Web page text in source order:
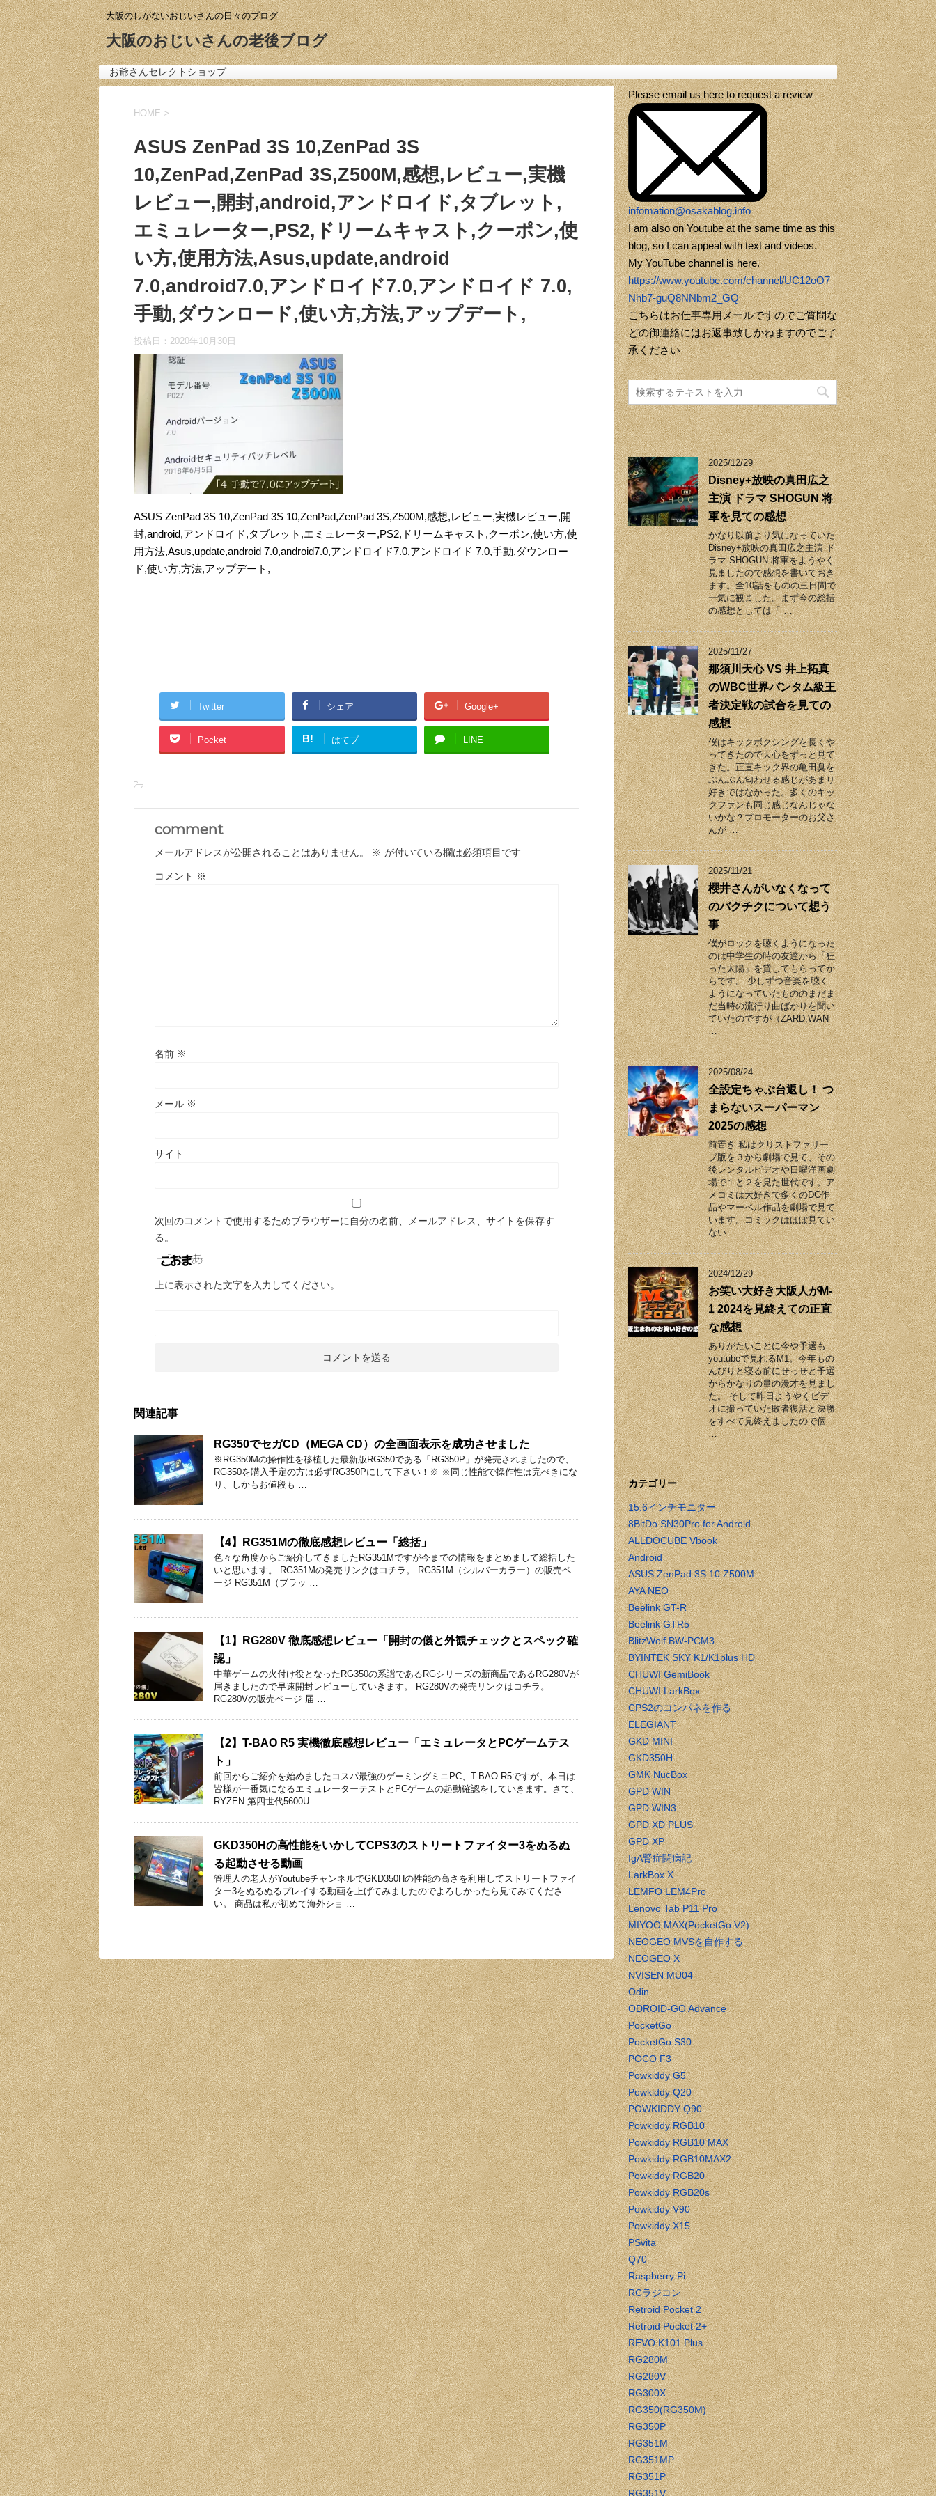
大阪のしがないおじいさんの日々のブログ
大阪のおじいさんの老後ブログ
お爺さんセレクトショップ
HOME >
ASUS ZenPad 3S 10,ZenPad 3S
10,ZenPad,ZenPad 3S,Z500M,感想,レビュー,実機
レビュー,開封,android,アンドロイド,タブレット,
エミュレーター,PS2,ドリームキャスト,クーポン,使
い方,使用方法,Asus,update,android
7.0,android7.0,アンドロイド7.0,アンドロイド 7.0,
手動,ダウンロード,使い方,方法,アップデート,
投稿日： 2020年10月30日
ASUS ZenPad 3S 10,ZenPad 3S 10,ZenPad,ZenPad 3S,Z500M,感想,レビュー,実機レビュー,開
封,android,アンドロイド,タブレット,エミュレーター,PS2,ドリームキャスト,クーポン,使い方,使
用方法,Asus,update,android 7.0,android7.0,アンドロイド7.0,アンドロイド 7.0,手動,ダウンロー
ド,使い方,方法,アップデート,
Twitter シェア Google+
Pocket B! はてブ LINE
-
comment
メールアドレスが公開されることはありません。 ※ が付いている欄は必須項目です
コメント ※
名前 ※
メール ※
サイト
次回のコメントで使用するためブラウザーに自分の名前、メールアドレス、サイトを保存す
る。
上に表示された文字を入力してください。
関連記事
RG350でセガCD（MEGA CD）の全画面表示を成功させました
※RG350Mの操作性を移植した最新版RG350である「RG350P」が発売されましたので、
RG350を購入予定の方は必ずRG350Pにして下さい！※ ※同じ性能で操作性は完ぺきにな
り、しかもお値段も …
【4】RG351Mの徹底感想レビュー「総括」
色々な角度からご紹介してきましたRG351Mですが今までの情報をまとめまして総括した
いと思います。 RG351Mの発売リンクはコチラ。 RG351M（シルバーカラー）の販売ペ
ージ RG351M（ブラッ …
【1】RG280V 徹底感想レビュー「開封の儀と外観チェックとスペック確
認」
中華ゲームの火付け役となったRG350の系譜であるRGシリーズの新商品であるRG280Vが
届きましたので早速開封レビューしていきます。 RG280Vの発売リンクはコチラ。
RG280Vの販売ページ 届 …
【2】T-BAO R5 実機徹底感想レビュー「エミュレータとPCゲームテス
ト」
前回からご紹介を始めましたコスパ最強のゲーミングミニPC、T-BAO R5ですが、本日は
皆様が一番気になるエミュレーターテストとPCゲームの起動確認をしていきます。さて、
RYZEN 第四世代5600U …
GKD350Hの高性能をいかしてCPS3のストリートファイター3をぬるぬ
る起動させる動画
管理人の老人がYoutubeチャンネルでGKD350Hの性能の高さを利用してストリートファイ
ター3をぬるぬるプレイする動画を上げてみましたのでよろしかったら見てみてくださ
い。 商品は私が初めて海外ショ …
Please email us here to request a review
infomation@osakablog.info
I am also on Youtube at the same time as this
blog, so I can appeal with text and videos.
My YouTube channel is here.
https://www.youtube.com/channel/UC12oO7
Nhb7-guQ8NNbm2_GQ
こちらはお仕事専用メールですのでご質問な
どの御連絡にはお返事致しかねますのでご了
承ください
2025/12/29
Disney+放映の真田広之
主演 ドラマ SHOGUN 将
軍を見ての感想
かなり以前より気になっていた
Disney+放映の真田広之主演 ド
ラマ SHOGUN 将軍をようやく
見ましたので感想を書いておき
ます。全10話をものの三日間で
一気に観ました。まず今の総括
の感想としては「 …
2025/11/27
那須川天心 VS 井上拓真
のWBC世界バンタム級王
者決定戦の試合を見ての
感想
僕はキックボクシングを長くや
ってきたので天心をずっと見て
きた。正直キック界の亀田臭を
ぷんぷん匂わせる感じがあまり
好きではなかった。多くのキッ
クファンも同じ感じなんじゃな
いかな？プロモーターのお父さ
んが …
2025/11/21
櫻井さんがいなくなって
のバクチクについて想う
事
僕がロックを聴くようになった
のは中学生の時の友達から「狂
った太陽」を貸してもらってか
らです。 少しずつ音楽を聴く
ようになっていたもののまだま
だ当時の流行り曲ばかりを聞い
ていたのですが（ZARD,WAN
…
2025/08/24
全設定ちゃぶ台返し！ つ
まらないスーパーマン
2025の感想
前置き 私はクリストファリー
ブ版を３から劇場で見て、その
後レンタルビデオや日曜洋画劇
場で１と２を見た世代です。ア
メコミは大好きで多くのDC作
品やマーベル作品を劇場で見て
います。コミックはほぼ見てい
ない …
2024/12/29
お笑い大好き大阪人がM-
1 2024を見終えての正直
な感想
ありがたいことに今や予選も
youtubeで見れるM1。今年もの
んびりと寝る前にせっせと予選
からかなりの量の漫才を見まし
た。 そして昨日ようやくビデ
オに撮っていた敗者復活と決勝
をすべて見終えましたので個
…
カテゴリー
15.6インチモニター
8BitDo SN30Pro for Android
ALLDOCUBE Vbook
Android
ASUS ZenPad 3S 10 Z500M
AYA NEO
Beelink GT-R
Beelink GTR5
BlitzWolf BW-PCM3
BYINTEK SKY K1/K1plus HD
CHUWI GemiBook
CHUWI LarkBox
CPS2のコンパネを作る
ELEGIANT
GKD MINI
GKD350H
GMK NucBox
GPD WIN
GPD WIN3
GPD XD PLUS
GPD XP
IgA腎症闘病記
LarkBox X
LEMFO LEM4Pro
Lenovo Tab P11 Pro
MIYOO MAX(PocketGo V2)
NEOGEO MVSを自作する
NEOGEO X
NVISEN MU04
Odin
ODROID-GO Advance
PocketGo
PocketGo S30
POCO F3
Powkiddy G5
Powkiddy Q20
POWKIDDY Q90
Powkiddy RGB10
Powkiddy RGB10 MAX
Powkiddy RGB10MAX2
Powkiddy RGB20
Powkiddy RGB20s
Powkiddy V90
Powkiddy X15
PSvita
Q70
Raspberry Pi
RCラジコン
Retroid Pocket 2
Retroid Pocket 2+
REVO K101 Plus
RG280M
RG280V
RG300X
RG350(RG350M)
RG350P
RG351M
RG351MP
RG351P
RG351V